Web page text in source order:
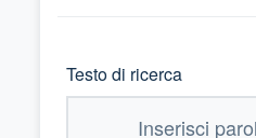
Testo di ricerca